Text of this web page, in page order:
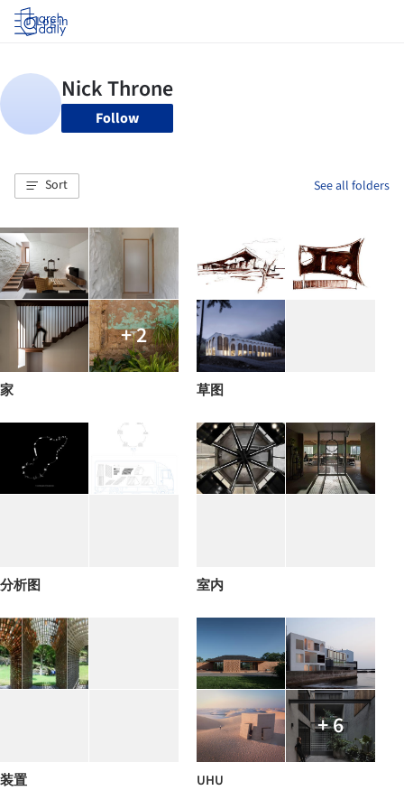
Log in
Follow
Sort See all folders
+ 2
家 草图
分析图 室内
装置
+ 6
UHU